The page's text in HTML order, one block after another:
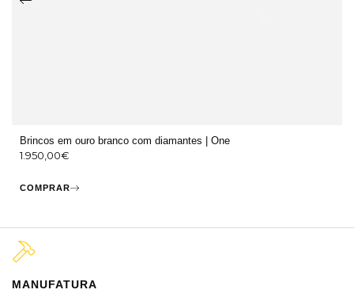
Brincos em ouro branco com diamantes | One
1.950,00€
COMPRAR
MANUFATURA